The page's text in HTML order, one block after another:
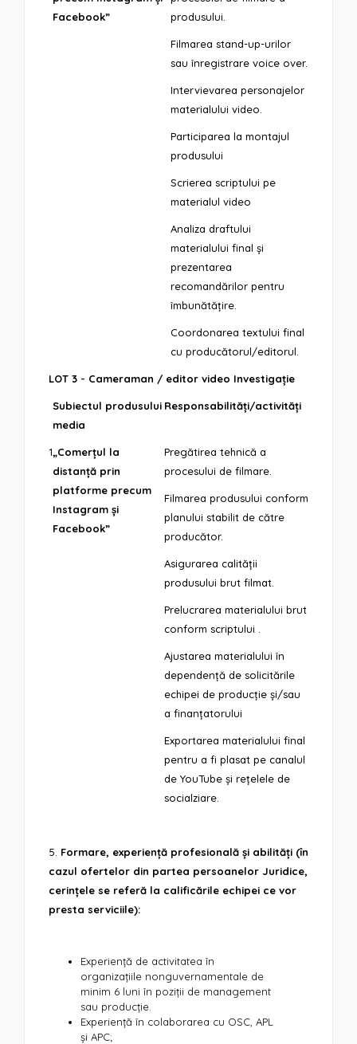
Facebook”
produsului.
Filmarea stand-up-urilor
sau înregistrare voice over.
Intervievarea personajelor
materialului video.
Participarea la montajul
produsului
Scrierea scriptului pe
materialul video
Analiza draftului
materialului final și
prezentarea
recomandărilor pentru
îmbunătățire.
Coordonarea textului final
cu producătorul/editorul.
LOT 3 - Cameraman / editor video Investigație
Subiectul produsului
media
Responsabilități/activități
1„Comerțul la
distanță prin
platforme precum
Instagram și
Facebook”
Pregătirea tehnică a
procesului de filmare.
Filmarea produsului conform
planului stabilit de către
producător.
Asigurarea calității
produsului brut filmat.
Prelucrarea materialului brut
conform scriptului .
Ajustarea materialului în
dependență de solicitările
echipei de producție și/sau
a finanțatorului
Exportarea materialului final
pentru a fi plasat pe canalul
de YouTube și rețelele de
socialziare.
5. Formare, experiență profesională și abilități (în
cazul ofertelor din partea persoanelor Juridice,
cerințele se referă la calificările echipei ce vor
presta serviciile):
Experiență de activitatea în
organizațiile nonguvernamentale de
minim 6 luni în poziții de management
sau producție.
Experiență în colaborarea cu OSC, APL
și APC;